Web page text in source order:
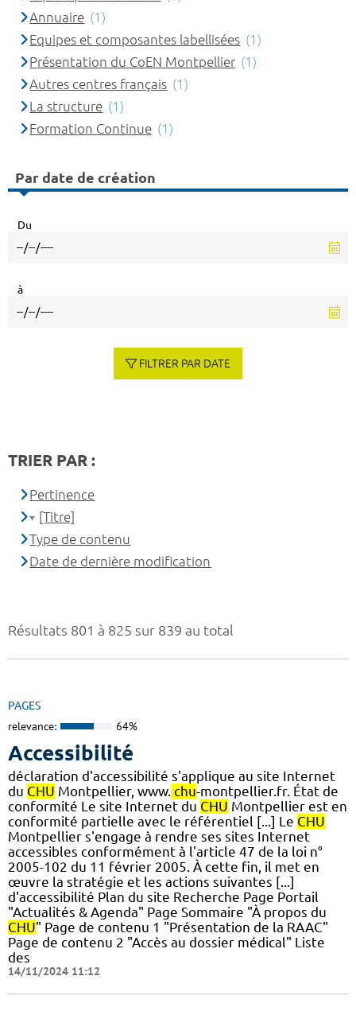
Résultats 801 à 825 sur 839 au total
PAGES
relevance: 64%
Accessibilité
déclaration d'accessibilité s'applique au site Internet
du CHU Montpellier, www. chu-montpellier.fr. État de
conformité Le site Internet du CHU Montpellier est en
conformité partielle avec le référentiel [...] Le CHU
Montpellier s'engage à rendre ses sites Internet
accessibles conformément à l'article 47 de la loi n°
2005-102 du 11 février 2005. À cette fin, il met en
œuvre la stratégie et les actions suivantes [...]
d'accessibilité Plan du site Recherche Page Portail
"Actualités & Agenda" Page Sommaire "À propos du
CHU" Page de contenu 1 "Présentation de la RAAC"
Page de contenu 2 "Accès au dossier médical" Liste
des
14/11/2024 11:12
Annuaire (1)
Equipes et composantes labellisées (1)
Présentation du CoEN Montpellier (1)
Autres centres français (1)
La structure (1)
Formation Continue (1)
Par date de création
Du
à
FILTRER PAR DATE
TRIER PAR :
Pertinence
[Titre]
Type de contenu
Date de dernière modification